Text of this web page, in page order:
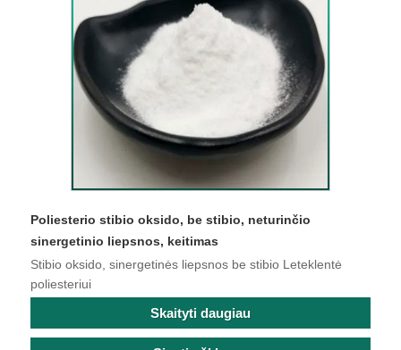
Poliesterio stibio oksido, be stibio, neturinčio
sinergetinio liepsnos, keitimas
Stibio oksido, sinergetinės liepsnos be stibio Leteklentė
poliesteriui
Skaityti daugiau